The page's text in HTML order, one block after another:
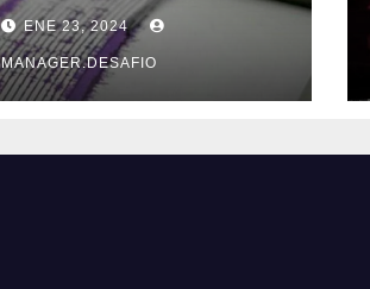
sacudió la provincia
de Xinjiang
ENE 23, 2024
MANAGER.DESAFIO